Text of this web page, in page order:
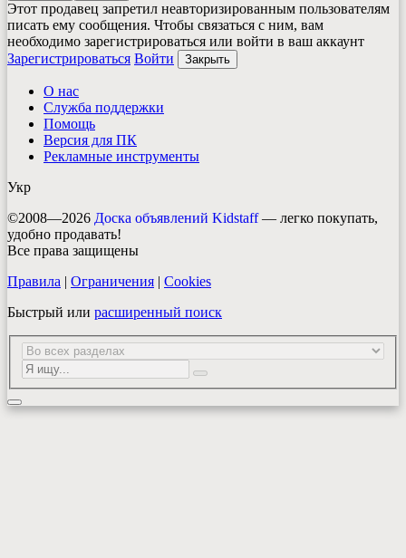
Этот продавец запретил неавторизированным пользователям
писать ему сообщения. Чтобы связаться с ним, вам
необходимо зарегистрироваться или войти в ваш аккаунт
Зарегистрироваться Войти Закрыть
О нас
Служба поддержки
Помощь
Версия для ПК
Рекламные инструменты
Укр
©2008—2026 Доска объявлений Kidstaff— легко покупать,
удобно продавать!
Все права защищены
Правила | Ограничения | Cookies
Быстрый или расширенный поиск